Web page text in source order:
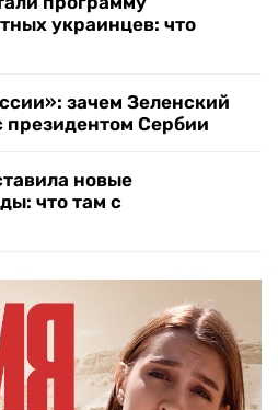
украинцев: что
зачем Зеленский
президентом Сербии
новые
что там с